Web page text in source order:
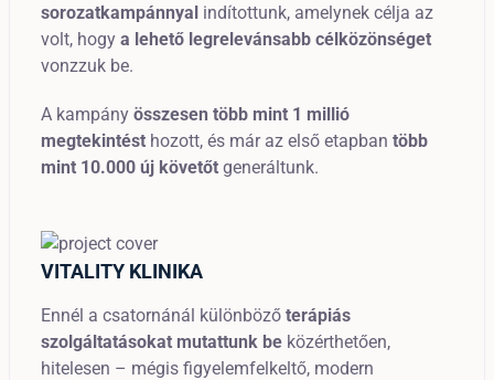
sorozatkampánnyal indítottunk, amelynek célja az
volt, hogy a lehető legrelevánsabb célközönséget
vonzzuk be.
A kampány összesen több mint 1 millió
megtekintést hozott, és már az első etapban több
mint 10.000 új követőt generáltunk.
VITALITY KLINIKA
Ennél a csatornánál különböző terápiás
szolgáltatásokat mutattunk be közérthetően,
hitelesen – mégis figyelemfelkeltő, modern